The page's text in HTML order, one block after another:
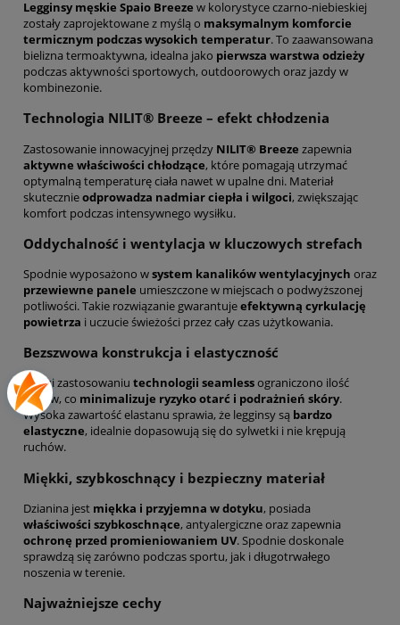
Legginsy męskie Spaio Breeze w kolorystyce czarno-niebieskiej
zostały zaprojektowane z myślą o maksymalnym komforcie
termicznym podczas wysokich temperatur. To zaawansowana
bielizna termoaktywna, idealna jako pierwsza warstwa odzieży
podczas aktywności sportowych, outdoorowych oraz jazdy w
kombinezonie.
Technologia NILIT® Breeze – efekt chłodzenia
Zastosowanie innowacyjnej przędzy NILIT® Breeze zapewnia
aktywne właściwości chłodzące, które pomagają utrzymać
optymalną temperaturę ciała nawet w upalne dni. Materiał
skutecznieodprowadza nadmiar ciepła i wilgoci, zwiększając
komfort podczas intensywnego wysiłku.
Oddychalność i wentylacja w kluczowych strefach
Spodnie wyposażono wsystem kanalików wentylacyjnych oraz
przewiewne panele umieszczone w miejscach o podwyższonej
potliwości. Takie rozwiązanie gwarantujeefektywną cyrkulację
powietrza i uczucie świeżości przez cały czas użytkowania.
Bezszwowa konstrukcja i elastyczność
Dzięki zastosowaniu technologii seamlessograniczono ilość
szwów, co minimalizuje ryzyko otarć i podrażnień skóry.
Wysoka zawartość elastanu sprawia, że legginsy są bardzo
elastyczne, idealnie dopasowują się do sylwetki i nie krępują
ruchów.
Miękki, szybkoschnący i bezpieczny materiał
Dzianina jest miękka i przyjemna w dotyku, posiada
właściwości szybkoschnące, antyalergiczne oraz zapewnia
ochronę przed promieniowaniem UV. Spodnie doskonale
sprawdzą się zarówno podczas sportu, jak i długotrwałego
noszenia w terenie.
Najważniejsze cechy